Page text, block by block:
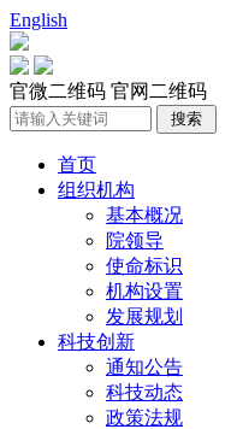
English
官微二维码 官网二维码
首页
组织机构
基本概况
院领导
使命标识
机构设置
发展规划
科技创新
通知公告
科技动态
政策法规